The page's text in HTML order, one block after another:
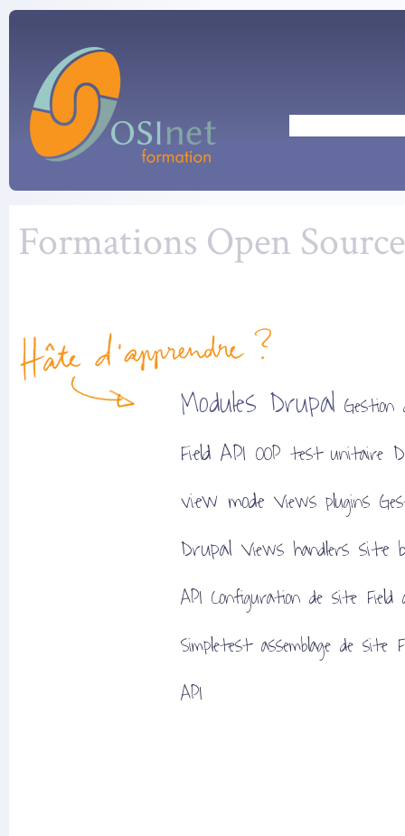
Aller au contenu principal
Formations Open Source
Modules Drupal
Field API OOP test unitaire
view mode Views plugins
Drupal Views handlers site
API Configuration de site
Simpletest assemblage de site
API